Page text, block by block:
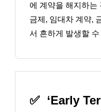
에 계약을 해지하는
금제, 임대차 계약,
서 흔하게 발생할
✅ ‘Early